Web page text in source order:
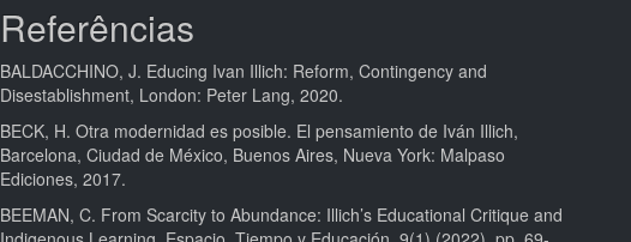
Referências
BALDACCHINO, J. Educing Ivan Illich: Reform, Contingency and
Disestablishment, London: Peter Lang, 2020.
BECK, H. Otra modernidad es posible. El pensamiento de Iván Illich,
Barcelona, Ciudad de México, Buenos Aires, Nueva York: Malpaso
Ediciones, 2017.
BEEMAN, C. From Scarcity to Abundance: Illich’s Educational Critique and